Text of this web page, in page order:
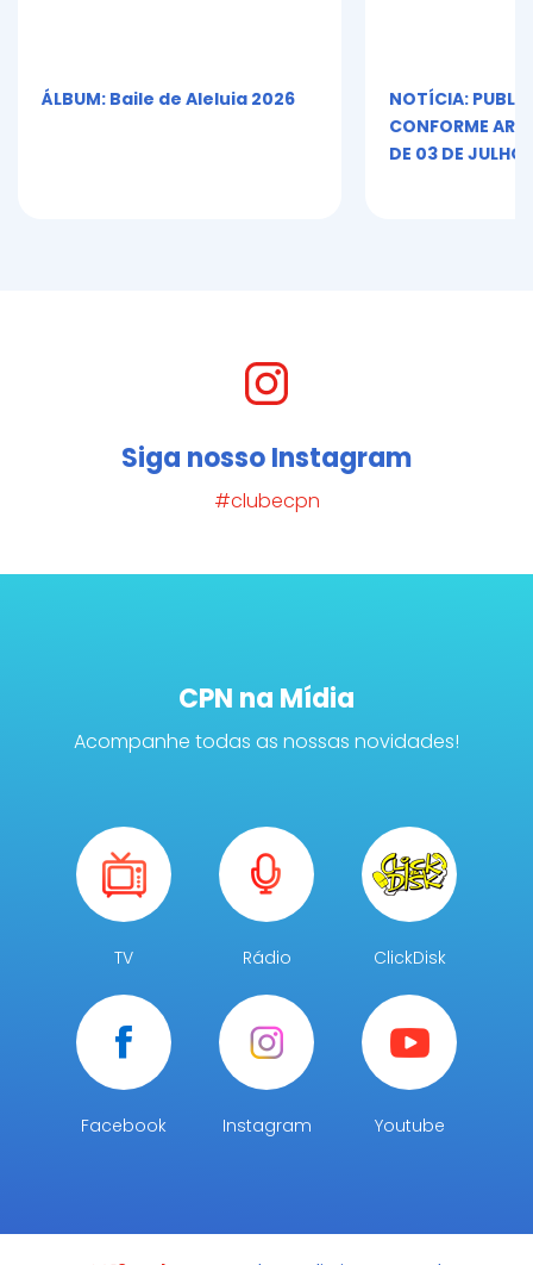
ÁLBUM: Baile de Aleluia 2026
NOTÍCIA:
CONFORME ART.
DE 03 DE JULHO
Siga nosso Instagram
#clubecpn
CPN na Mídia
Acompanhe todas as nossas novidades!
TV Rádio ClickDisk
Facebook Instagram Youtube